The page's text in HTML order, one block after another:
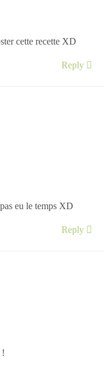
cette recette XD
Reply
eu le temps XD
Reply
!